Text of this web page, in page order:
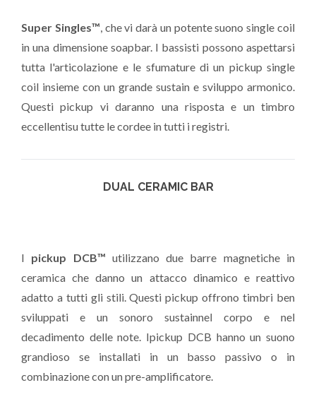
Super Singles™ , che vi darà un potente suono single coil
in una dimensione soapbar. I bassisti possono aspettarsi
tutta l'articolazione e le sfumature di un pickup single
coil insieme con un grande sustain e sviluppo armonico.
Questi pickup vi daranno una risposta e un timbro
eccellentisu tutte le cordee in tutti i registri.
DUAL CERAMIC BAR
I pickup DCB™ utilizzano due barre magnetiche in
ceramica che danno un attacco dinamico e reattivo
adatto a tutti gli stili. Questi pickup offrono timbri ben
sviluppati e un sonoro sustainnel corpo e nel
decadimento delle note. Ipickup DCB hanno un suono
grandioso se installati in un basso passivo o in
combinazione con un pre-amplificatore.